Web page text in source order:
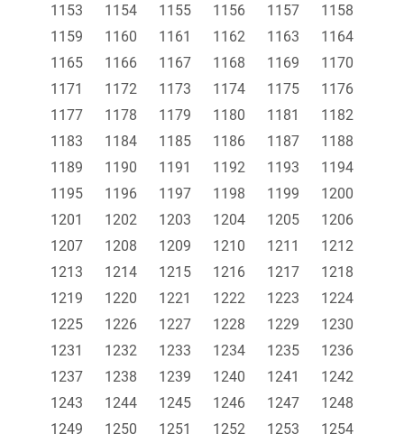
1153 1154 1155 1156 1157
1158
1159
1160 1161 1162 1163
1164
1165
1166 1167 1168 1169
1170
1171
1172 1173 1174 1175
1176
1177
1178 1179 1180 1181
1182
1183
1184 1185 1186 1187
1188
1189
1190 1191 1192 1193
1194
1195
1196 1197 1198 1199
1200
1201
1202 1203 1204 1205
1206
1207
1208 1209 1210 1211
1212
1213
1214 1215 1216 1217
1218
1219
1220 1221 1222 1223
1224
1225
1226 1227 1228 1229
1230
1231
1232 1233 1234 1235
1236
1237
1238 1239 1240 1241
1242
1243
1244 1245 1246 1247
1248
1249
1250 1251 1252 1253
1254